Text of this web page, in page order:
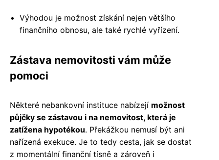
Výhodou je možnost získání nejen většího
finančního obnosu, ale také rychlé vyřízení.
Zástava nemovitosti vám může
pomoci
Některé nebankovní instituce nabízejí možnost
půjčky se zástavou i na nemovitost, která je
zatížena hypotékou. Překážkou nemusí být ani
nařízená exekuce. Je to tedy cesta, jak se dostat
z momentální finanční tísně a zároveň i